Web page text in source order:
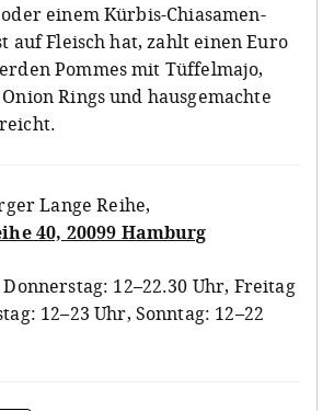
einem Kürbis-Chiasamen-
auf Fleisch hat, zahlt einen Euro
Pommes mit Tüffelmajo,
Rings und hausgemachte
Lange Reihe,
40, 20099 Hamburg
12–22.30 Uhr, Freitag
12–23 Uhr, Sonntag: 12–22